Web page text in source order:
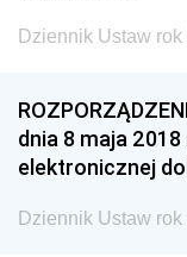
Dziennik Ustaw
dnia 8 maja
elektronicznej
Dziennik Ustaw